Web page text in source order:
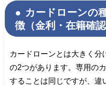
カードローンの
徴（金利・在籍確認
カードローンとは大きく分
の2つがあります。専用の
することは同じですが、違